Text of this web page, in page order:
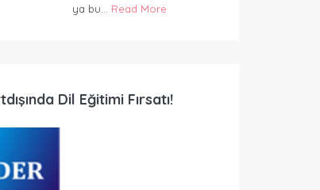
ya bu... Read More
Dil Eğitimi Fırsatı!